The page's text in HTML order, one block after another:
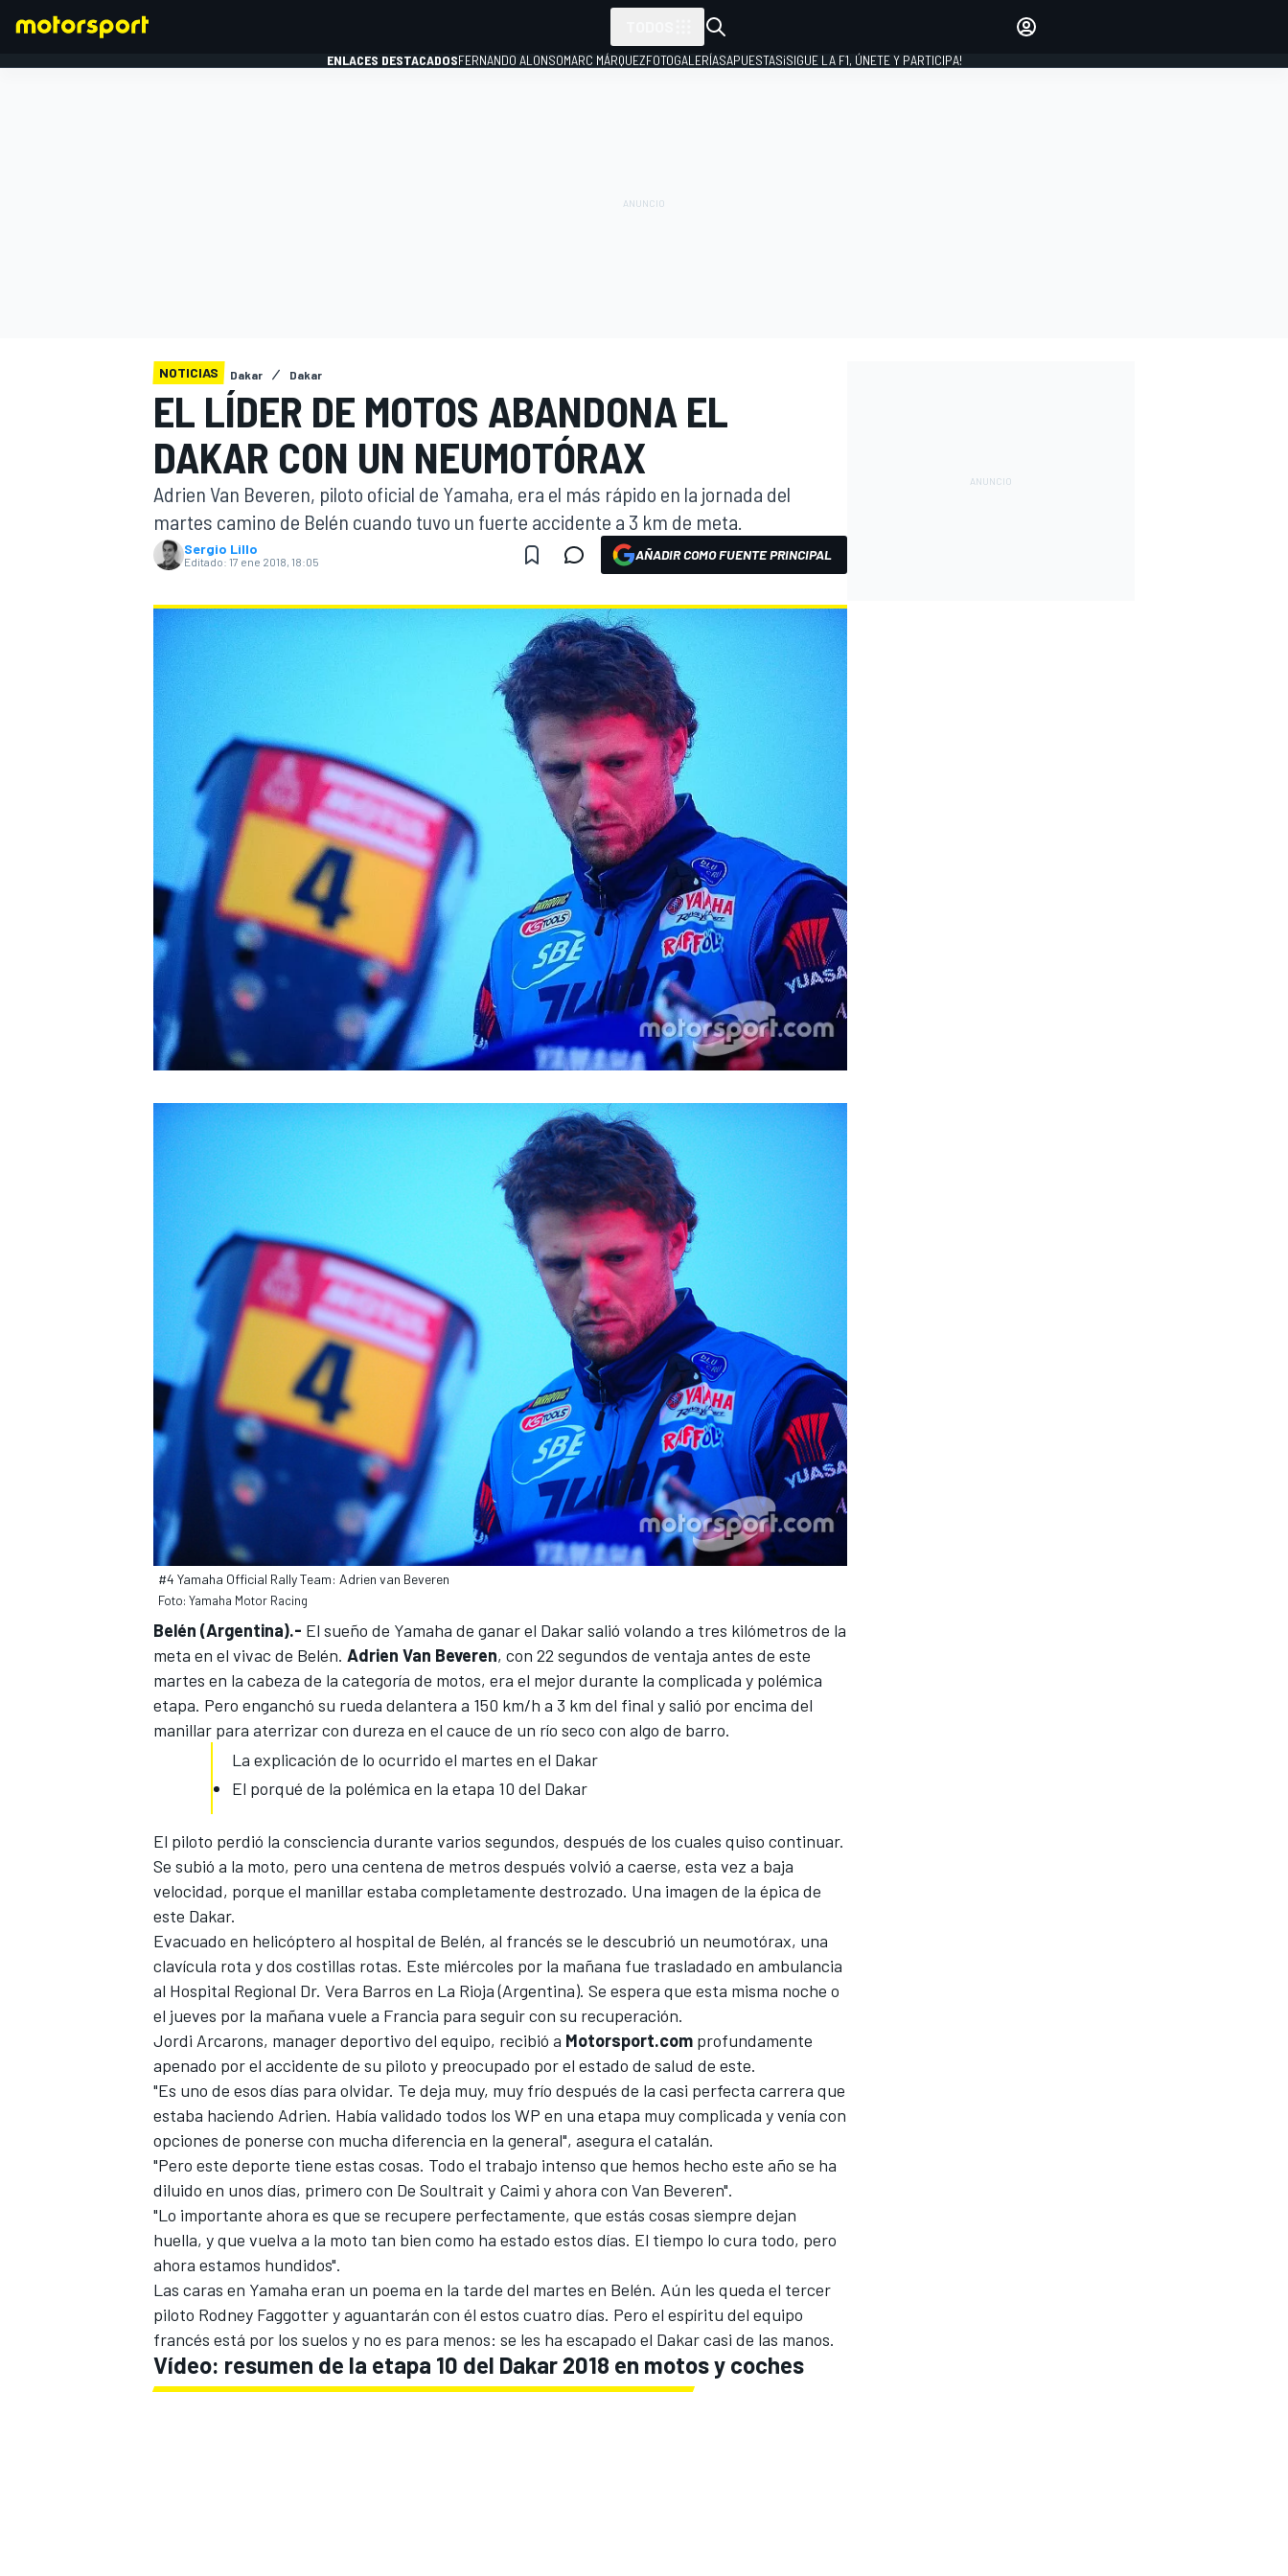
FÓRMULA E
MÁS CATEGORÍAS
ENLACES DESTACADOSFERNANDO ALONSOMARC MÁRQUEZFOTOGALERÍASAPUESTAS¡SIGUE LA F1, ÚNETE Y PARTICIPA!
NOTICIAS Dakar Dakar
EL LÍDER DE MOTOS ABANDONA EL
DAKAR CON UN NEUMOTÓRAX
Adrien Van Beveren, piloto oficial de Yamaha, era el más rápido en la jornada del
martes camino de Belén cuando tuvo un fuerte accidente a 3 km de meta.
Sergio Lillo
Editado: 17 ene 2018, 18:05 AÑADIR COMO FUENTE PRINCIPAL
#4 Yamaha Official Rally Team: Adrien van Beveren
Foto: Yamaha Motor Racing
Belén (Argentina).- El sueño de Yamaha de ganar el Dakar salió volando a tres kilómetros de la
meta en el vivac de Belén. Adrien Van Beveren, con 22 segundos de ventaja antes de este
martes en la cabeza de la categoría de motos, era el mejor durante la complicada y polémica
etapa. Pero enganchó su rueda delantera a 150 km/h a 3 km del final y salió por encima del
manillar para aterrizar con dureza en el cauce de un río seco con algo de barro.
La explicación de lo ocurrido el martes en el Dakar
El porqué de la polémica en la etapa 10 del Dakar
El piloto perdió la consciencia durante varios segundos, después de los cuales quiso continuar.
Se subió a la moto, pero una centena de metros después volvió a caerse, esta vez a baja
velocidad, porque el manillar estaba completamente destrozado. Una imagen de la épica de
este Dakar.
Evacuado en helicóptero al hospital de Belén, al francés se le descubrió un neumotórax, una
clavícula rota y dos costillas rotas. Este miércoles por la mañana fue trasladado en ambulancia
al Hospital Regional Dr. Vera Barros en La Rioja (Argentina). Se espera que esta misma noche o
el jueves por la mañana vuele a Francia para seguir con su recuperación.
Jordi Arcarons, manager deportivo del equipo, recibió a Motorsport.com profundamente
apenado por el accidente de su piloto y preocupado por el estado de salud de este.
"Es uno de esos días para olvidar. Te deja muy, muy frío después de la casi perfecta carrera que
estaba haciendo Adrien. Había validado todos los WP en una etapa muy complicada y venía con
opciones de ponerse con mucha diferencia en la general", asegura el catalán.
"Pero este deporte tiene estas cosas. Todo el trabajo intenso que hemos hecho este año se ha
diluido en unos días, primero con De Soultrait y Caimi y ahora con Van Beveren".
"Lo importante ahora es que se recupere perfectamente, que estás cosas siempre dejan
huella, y que vuelva a la moto tan bien como ha estado estos días. El tiempo lo cura todo, pero
ahora estamos hundidos".
Las caras en Yamaha eran un poema en la tarde del martes en Belén. Aún les queda el tercer
piloto Rodney Faggotter y aguantarán con él estos cuatro días. Pero el espíritu del equipo
francés está por los suelos y no es para menos: se les ha escapado el Dakar casi de las manos.
Vídeo: resumen de la etapa 10 del Dakar 2018 en motos y coches